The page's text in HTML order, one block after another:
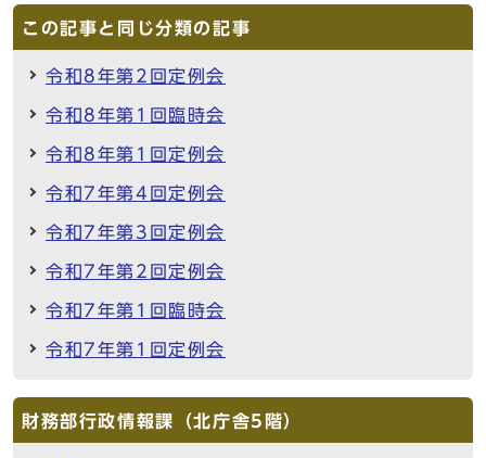
この記事と同じ分類の記事
令和8年第2回定例会
令和8年第1回臨時会
令和8年第1回定例会
令和7年第4回定例会
令和7年第3回定例会
令和7年第2回定例会
令和7年第1回臨時会
令和7年第1回定例会
財務部行政情報課（北庁舎5階）